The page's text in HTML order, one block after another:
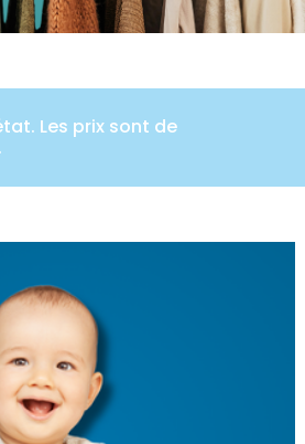
Les prix sont de